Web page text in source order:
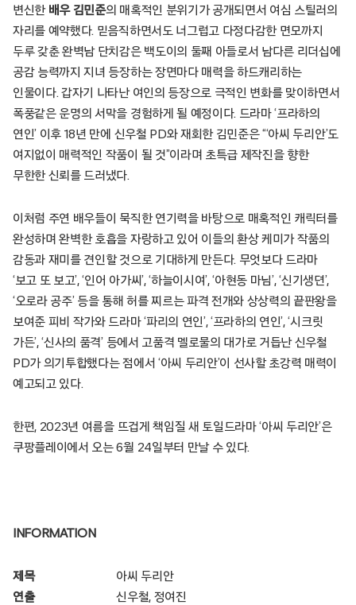
변신한 배우 김민준의 매혹적인 분위기가 공개되면서 여심 스틸러의
자리를 예약했다. 믿음직하면서도 너그럽고 다정다감한 면모까지
두루 갖춘 완벽남 단치감은 백도이의 둘째 아들로서 남다른 리더십에
공감 능력까지 지녀 등장하는 장면마다 매력을 하드캐리하는
인물이다. 갑자기 나타난 여인의 등장으로 극적인 변화를 맞이하면서
폭풍같은 운명의 서막을 경험하게 될 예정이다. 드라마 ‘프라하의
연인’ 이후 18년 만에 신우철 PD와 재회한 김민준은 “‘아씨 두리안’도
여지없이 매력적인 작품이 될 것”이라며 초특급 제작진을 향한
무한한 신뢰를 드러냈다.
이처럼 주연 배우들이 묵직한 연기력을 바탕으로 매혹적인 캐릭터를
완성하며 완벽한 호흡을 자랑하고 있어 이들의 환상 케미가 작품의
감동과 재미를 견인할 것으로 기대하게 만든다. 무엇보다 드라마
‘보고 또 보고’, ‘인어 아가씨’, ‘하늘이시여’, ‘아현동 마님’, ‘신기생뎐’,
‘오로라 공주’ 등을 통해 허를 찌르는 파격 전개와 상상력의 끝판왕을
보여준 피비 작가와 드라마 ‘파리의 연인’, ‘프라하의 연인’, ‘시크릿
가든’, ‘신사의 품격’ 등에서 고품격 멜로물의 대가로 거듭난 신우철
PD가 의기투합했다는 점에서 ‘아씨 두리안’이 선사할 초강력 매력이
예고되고 있다.
한편, 2023년 여름을 뜨겁게 책임질 새 토일드라마 ‘아씨 두리안’은
쿠팡플레이에서 오는 6월 24일부터 만날 수 있다.
INFORMATION
제목아씨 두리안
연출신우철, 정여진